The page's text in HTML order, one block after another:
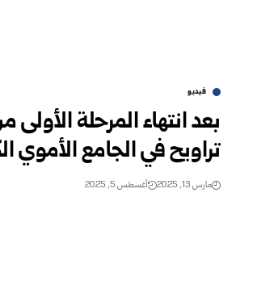
فيديو
بعد انتهاء المرحلة
تراويح في الجامع الأموي
مارس 13, 2025 أغسطس 5, 2025